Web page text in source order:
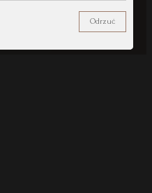
i wysokich temperatur.
– kontakt może uszkodzić
Odrzuć